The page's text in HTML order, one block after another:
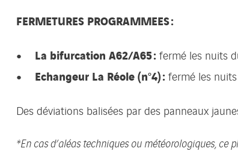
FERMETURES PROGRAMMEES :
La bifurcation A62/A65 :fermé les nuits
Echangeur La Réole (n°4) :fermé les
Des déviations balisées par des panneaux
*En cas d’aléas techniques ou météorologiques, ce